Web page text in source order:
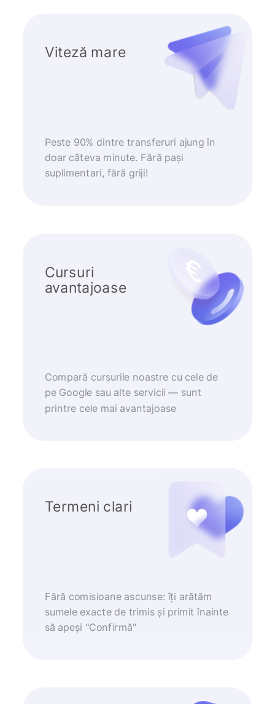
Viteză mare
Peste 90% dintre transferuri ajung în
doar câteva minute. Fără pași
suplimentari, fără griji!
Cursuri
avantajoase
Compară cursurile noastre cu cele de
pe Google sau alte servicii — sunt
printre cele mai avantajoase
Termeni clari
Fără comisioane ascunse: îți arătăm
sumele exacte de trimis și primit înainte
să apeși "Confirmă"